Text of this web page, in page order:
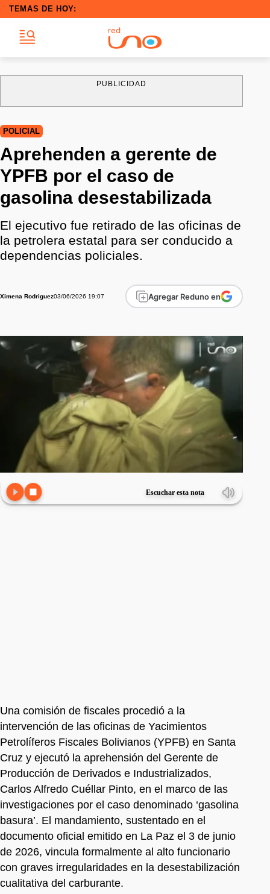
TEMAS DE HOY:
PUBLICIDAD
POLICIAL
Aprehenden a gerente de
YPFB por el caso de
gasolina desestabilizada
El ejecutivo fue retirado de las oficinas de
la petrolera estatal para ser conducido a
dependencias policiales.
Ximena Rodriguez03/06/2026 19:07 Agregar Reduno en
Escuchar esta nota
Una comisión de fiscales procedió a la
intervención de las oficinas de Yacimientos
Petrolíferos Fiscales Bolivianos (YPFB) en Santa
Cruz y ejecutó la aprehensión del Gerente de
Producción de Derivados e Industrializados,
Carlos Alfredo Cuéllar Pinto, en el marco de las
investigaciones por el caso denominado ‘gasolina
basura’. El mandamiento, sustentado en el
documento oficial emitido en La Paz el 3 de junio
de 2026, vincula formalmente al alto funcionario
con graves irregularidades en la desestabilización
cualitativa del carburante.